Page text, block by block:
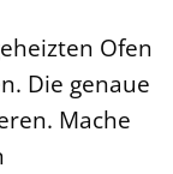
Ofen
Die genaue
Mache